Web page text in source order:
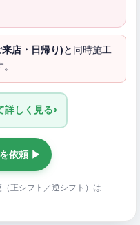
店・日帰り) と同時施工
詳しく見る›
依頼 ▶
正シフト／逆シフト）は